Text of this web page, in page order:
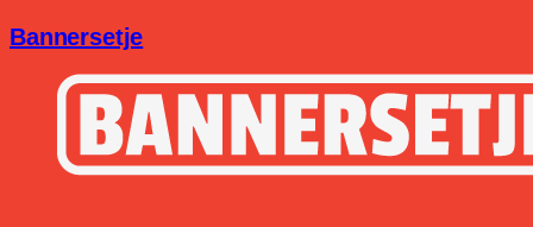
Bannersetje